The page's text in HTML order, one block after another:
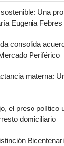
Una
Eugenia Febres
consolida
Periférico
materna:
el preso político
domiciliario